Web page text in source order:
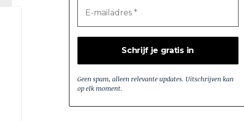
Geen spam, alleen relevante updates. Uitschrijven kan
op elk moment.